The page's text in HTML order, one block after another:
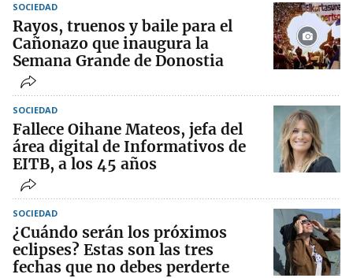
SOCIEDAD
Rayos, truenos y baile para el
Cañonazo que inaugura la
Semana Grande de Donostia
SOCIEDAD
Fallece Oihane Mateos, jefa del
área digital de Informativos de
EITB, a los 45 años
SOCIEDAD
¿Cuándo serán los próximos
eclipses? Estas son las tres
fechas que no debes perderte